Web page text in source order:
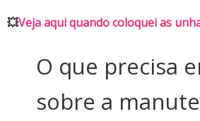
💥Veja aqui quando coloquei as
O que precisa
sobre a